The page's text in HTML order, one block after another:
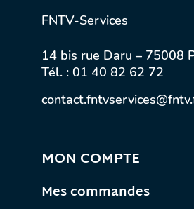
FNTV-Services
14 bis rue Daru – 75008
Tél. : 01 40 82 62 72
MON COMPTE
Mes commandes